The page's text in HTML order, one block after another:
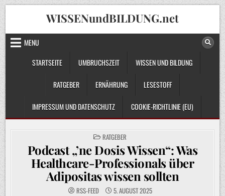
Skip
to
content
WISSENundBILDUNG.net
MENU
STARTSEITE
UMBRUCHSZEIT WISSEN UND BILDUNG
RATGEBER ERNÄHRUNG LESESTOFF
IMPRESSUM UND DATENSCHUTZ COOKIE-RICHTLINIE (EU)
POSTED
IN
RATGEBER
Podcast „’ne Dosis Wissen“: Was
Healthcare-Professionals über
Adipositas wissen sollten
RSS-FEED 5. AUGUST 2025